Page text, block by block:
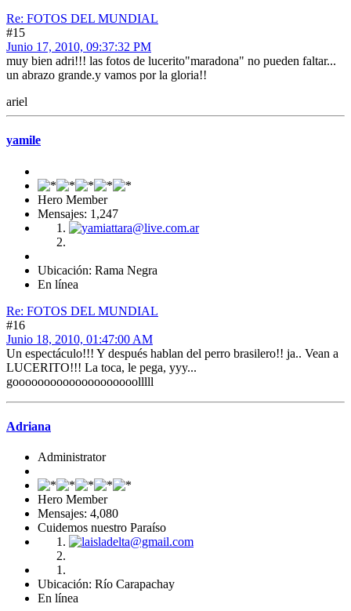
Re: FOTOS DEL MUNDIAL
#15
Junio 17, 2010, 09:37:32 PM
muy bien adri!!! las fotos de lucerito"maradona" no pueden faltar...
un abrazo grande.y vamos por la gloria!!
ariel
yamile
Hero Member
Mensajes: 1,247
Ubicación: Rama Negra
En línea
Re: FOTOS DEL MUNDIAL
#16
Junio 18, 2010, 01:47:00 AM
Un espectáculo!!! Y después hablan del perro brasilero!! ja.. Vean a
LUCERITO!!! La toca, le pega, yyy...
goooooooooooooooooooolllll
Adriana
Administrator
Hero Member
Mensajes: 4,080
Cuidemos nuestro Paraíso
Ubicación: Río Carapachay
En línea